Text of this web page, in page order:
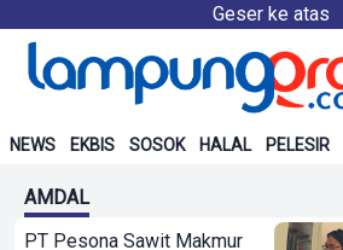
Geser ke atas
NEWS EKBIS SOSOK HALAL PELESIR
AMDAL
PT Pesona Sawit Makmur